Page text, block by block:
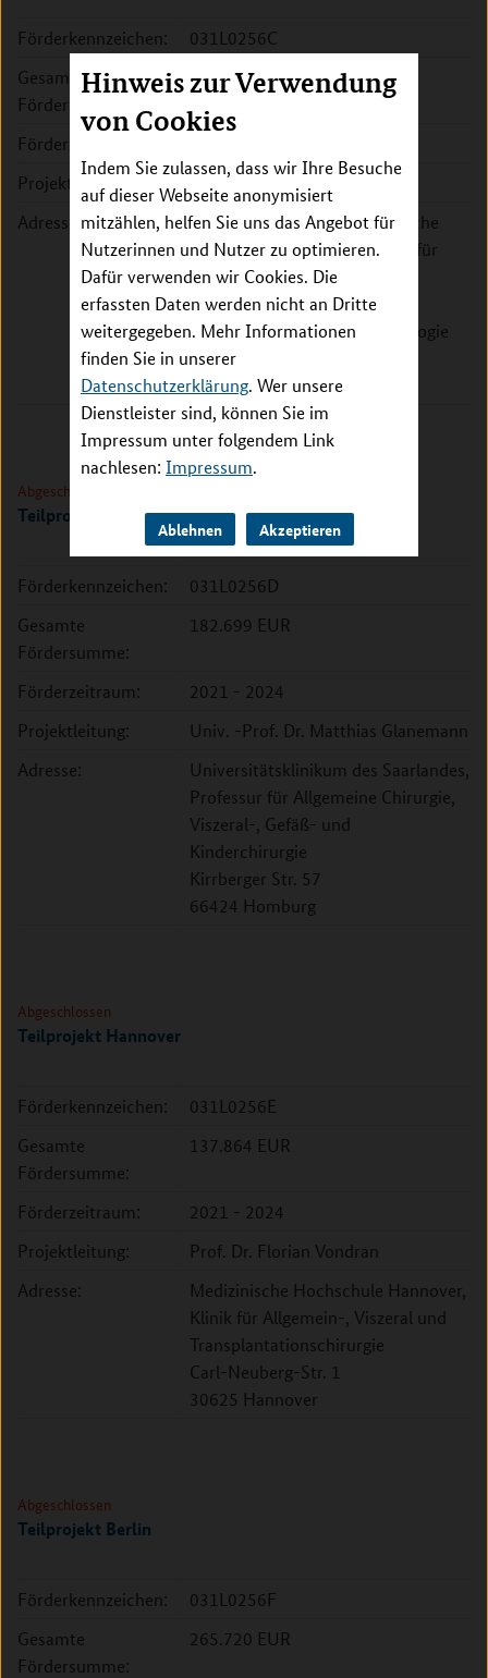
Hinweis zur Verwendung
von Cookies
Indem Sie zulassen, dass wir Ihre Besuche
auf dieser Webseite anonymisiert
mitzählen, helfen Sie uns das Angebot für
Nutzerinnen und Nutzer zu optimieren.
Dafür verwenden wir Cookies. Die
erfassten Daten werden nicht an Dritte
weitergegeben. Mehr Informationen
finden Sie in unserer
Datenschutzerklärung. Wer unsere
Dienstleister sind, können Sie im
Impressum unter folgendem Link
nachlesen: Impressum.
Ablehnen Akzeptieren
Förderkennzeichen:
031L0256C
Gesamte
Fördersumme:
1.286.119 EUR
Förderzeitraum:
Projektleitung:
Prof. Dr. Thomas Berg
Adresse:
Universität Leipzig, Medizinische
Fakultät, Klinik und Poliklinik für
Onkologie, Gastroenterologie,
Hepatologie, Pneumologie,
Infektiologie, Bereich Hepatologie
Liebigstr. 20
04103 Leipzig
Abgeschlossen
Teilprojekt Homburg
Förderkennzeichen:
031L0256D
Gesamte
Fördersumme:
182.699 EUR
Förderzeitraum:
2021 - 2024
Projektleitung:
Univ. -Prof. Dr. Matthias Glanemann
Adresse:
Universitätsklinikum des Saarlandes,
Professur für Allgemeine Chirurgie,
Viszeral-, Gefäß- und
Kinderchirurgie
Kirrberger Str. 57
66424 Homburg
Abgeschlossen
Teilprojekt Hannover
Förderkennzeichen:
031L0256E
Gesamte
Fördersumme:
137.864 EUR
Förderzeitraum:
2021 - 2024
Projektleitung:
Prof. Dr. Florian Vondran
Adresse:
Medizinische Hochschule Hannover,
Klinik für Allgemein-, Viszeral und
Transplantationschirurgie
Carl-Neuberg-Str. 1
30625 Hannover
Abgeschlossen
Teilprojekt Berlin
Förderkennzeichen:
031L0256F
Gesamte
Fördersumme:
265.720 EUR